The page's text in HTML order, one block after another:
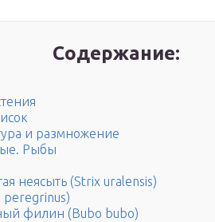
Содержание:
и размножение
Рыбы
неясыть (Strix uralensis)
peregrinus)
филин (Bubo bubo)